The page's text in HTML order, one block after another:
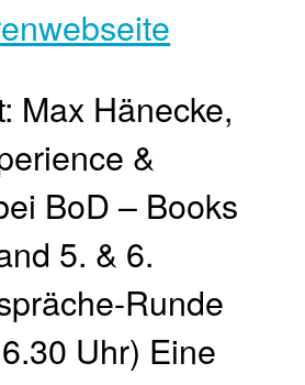
Max Hänecke,
&
BoD – Books
5. & 6.
Runde
Uhr) Eine